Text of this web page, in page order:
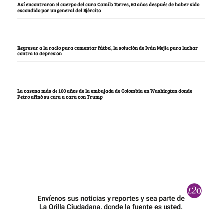
Así encontraron el cuerpo del cura Camilo Torres, 60 años después de haber sido
escondido por un general del Ejército
Regresar a la radio para comentar fútbol, la solución de Iván Mejía para luchar
contra la depresión
La casona más de 100 años de la embajada de Colombia en Washington donde
Petro afinó su cara a cara con Trump